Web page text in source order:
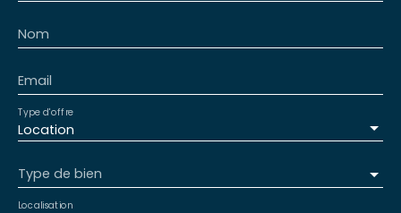
Nom
Email
Location
Type d'offre
Type de bien
Localisation